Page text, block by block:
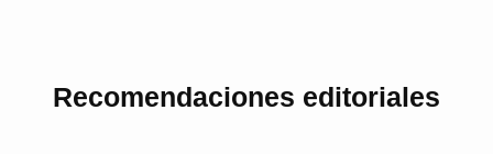
Recomendaciones editoriales